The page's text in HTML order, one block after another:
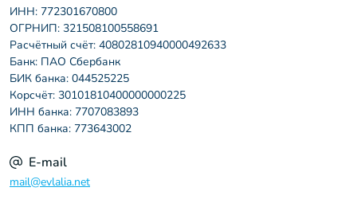
ИНН: 772301670800
ОГРНИП: 321508100558691
Расчётный счёт: 40802810940000492633
Банк: ПАО Сбербанк
БИК банка: 044525225
Корсчёт: 30101810400000000225
ИНН банка: 7707083893
КПП банка: 773643002
E-mail
mail@evlalia.net